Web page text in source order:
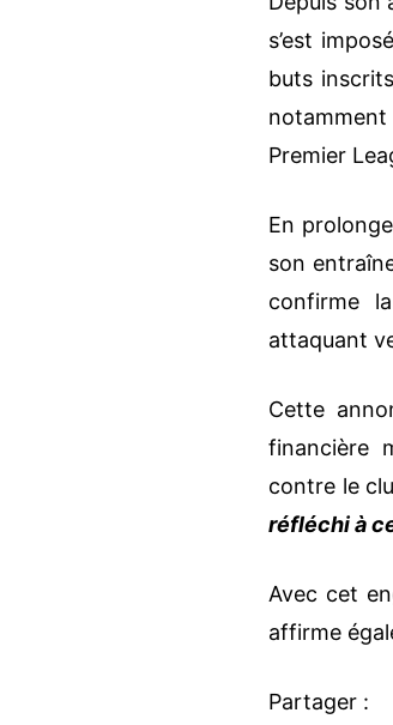
s’est
buts
Premier
En
son
confirme
attaquant
Cette
financière
contre le
réfléchi à
Avec cet
affirme
Partager :